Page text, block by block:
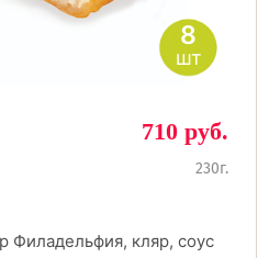
8
шт
710 руб.
230г.
Филадельфия, кляр, соус